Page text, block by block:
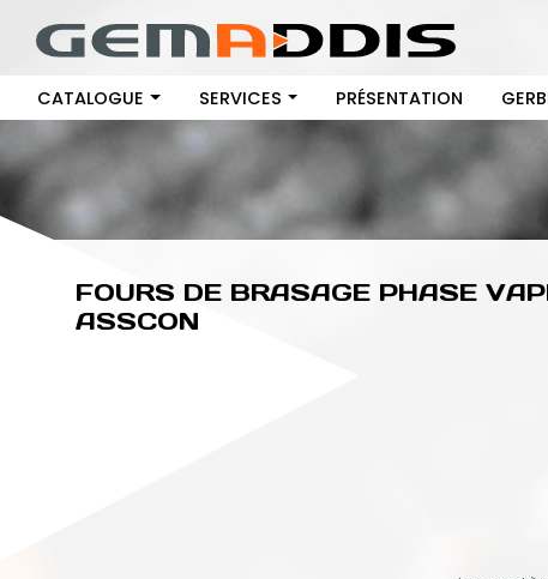
CATALOGUE SERVICES PRÉSENTATION
FOURS DE BRASAGE PHASE
ASSCON